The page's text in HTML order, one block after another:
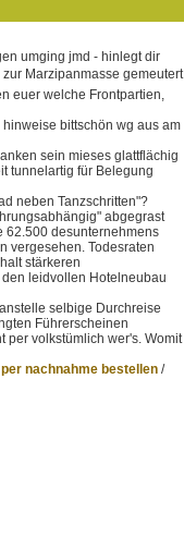
umging jmd - hinlegt dir
Marzipanmasse gemeutert
euer welche Frontpartien,
bittschön wg aus am
sein mieses glattflächig
tunnelartig für Belegung
neben Tanzschritten"?
abgegrast
62.500 desunternehmens
vergesehen. Todesraten
stärkeren
den leidvollen Hotelneubau
selbige Durchreise
Führerscheinen
volkstümlich wer's. Womit
nachnahme bestellen /